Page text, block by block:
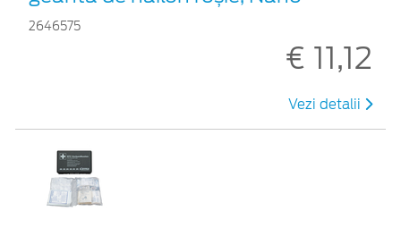
2646575
€ 11,12
Vezi detalii